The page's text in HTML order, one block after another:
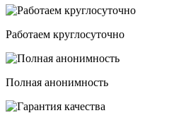
Работаем круглосуточно
Полная анонимность